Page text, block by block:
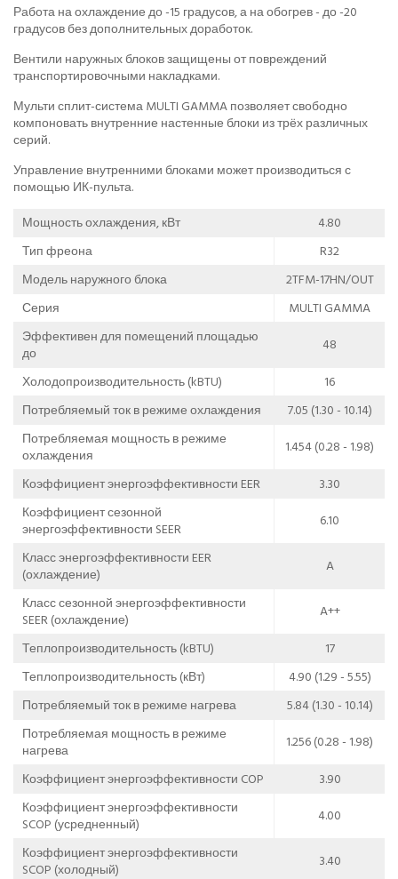
Работа на охлаждение до -15 градусов, а на обогрев - до -20
градусов без дополнительных доработок.
Вентили наружных блоков защищены от повреждений
транспортировочными накладками.
Мульти сплит-система MULTI GAMMA позволяет свободно
компоновать внутренние настенные блоки из трёх различных
серий.
Управление внутренними блоками может производиться с
помощью ИК-пульта.
Мощность охлаждения, кВт
4.80
Тип фреона
R32
Модель наружного блока
2TFM-17HN/OUT
Серия
MULTI GAMMA
Эффективен для помещений площадью
до
48
Холодопроизводительность (kBTU)
16
Потребляемый ток в режиме охлаждения
7.05 (1.30 - 10.14)
Потребляемая мощность в режиме
охлаждения
1.454 (0.28 - 1.98)
Коэффициент энергоэффективности EER
3.30
Коэффициент сезонной
энергоэффективности SEER
6.10
Класс энергоэффективности EER
(охлаждение)
A
Класс сезонной энергоэффективности
SEER (охлаждение)
A++
Теплопроизводительность (kBTU)
17
Теплопроизводительность (кВт)
4.90 (1.29 - 5.55)
Потребляемый ток в режиме нагрева
5.84 (1.30 - 10.14)
Потребляемая мощность в режиме
нагрева
1.256 (0.28 - 1.98)
Коэффициент энергоэффективности COP
3.90
Коэффициент энергоэффективности
SCOP (усредненный)
4.00
Коэффициент энергоэффективности
SCOP (холодный)
3.40